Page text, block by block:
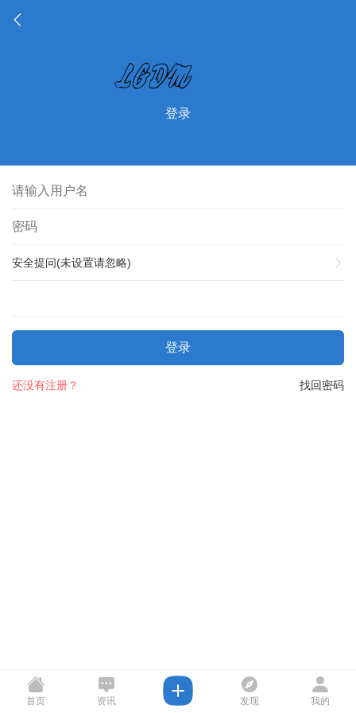
登录
安全提问(未设置请忽略)
登录
找回密码
还没有注册？
首页 资讯 发现 我的